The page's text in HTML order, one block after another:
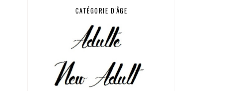
CATÉGORIE D'ÂGE